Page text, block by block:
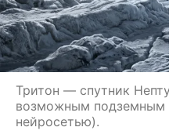
Тритон — спутник
возможным подземным
нейросетью).